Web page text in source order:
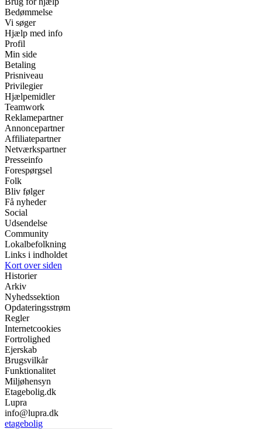
Bedømmelse
Vi søger
Hjælp med info
Profil
Min side
Betaling
Prisniveau
Privilegier
Hjælpemidler
Teamwork
Reklamepartner
Annoncepartner
Affiliatepartner
Netværkspartner
Presseinfo
Forespørgsel
Folk
Bliv følger
Få nyheder
Social
Udsendelse
Community
Lokalbefolkning
Links i indholdet
Kort over siden
Historier
Arkiv
Nyhedssektion
Opdateringsstrøm
Regler
Internetcookies
Fortrolighed
Ejerskab
Brugsvilkår
Funktionalitet
Miljøhensyn
Etagebolig.dk
Lupra
info@lupra.dk
etagebolig